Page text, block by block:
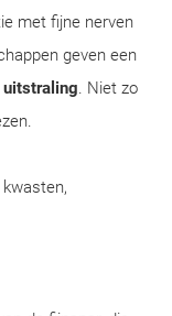
met fijne nerven
geven een
. Niet zo